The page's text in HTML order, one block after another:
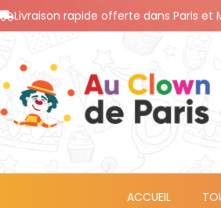
Livraison rapide offerte dans Paris et
ACCUEIL